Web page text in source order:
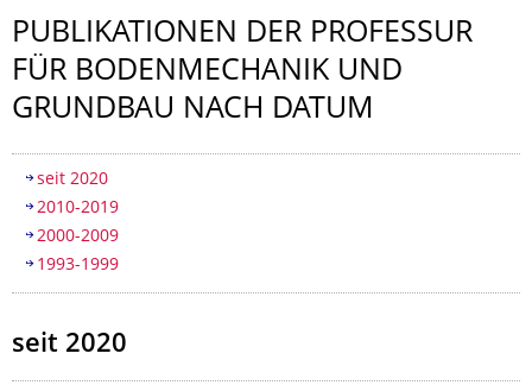
PUBLIKATIONEN DER PROFESSUR
FÜR BODENMECHANIK UND
GRUNDBAU NACH DATUM
Inhaltsverzeichnis
seit 2020
2010-2019
2000-2009
1993-1999
seit 2020